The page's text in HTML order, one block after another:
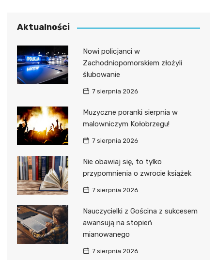
Aktualności
Nowi policjanci w
Zachodniopomorskiem złożyli
ślubowanie
7 sierpnia 2026
Muzyczne poranki sierpnia w
malowniczym Kołobrzegu!
7 sierpnia 2026
Nie obawiaj się, to tylko
przypomnienia o zwrocie książek
7 sierpnia 2026
Nauczycielki z Gościna z sukcesem
awansują na stopień
mianowanego
7 sierpnia 2026